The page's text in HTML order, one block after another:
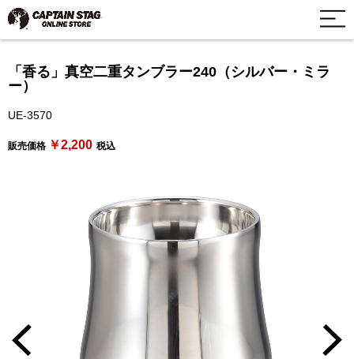
「香る」真空二重タンブラー240（シルバー・ミラ
ー）
UE-3570
販売価格 ￥2,200 税込